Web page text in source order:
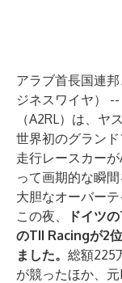
アラブ首長国連
ジネスワイヤ）
（A2RL）は、
世界初のグラン
走行レースカー
って画期的な瞬
大胆なオーバー
この夜、
ドイツ
のTII Racingが2
ました。 総額225
が競ったほか、